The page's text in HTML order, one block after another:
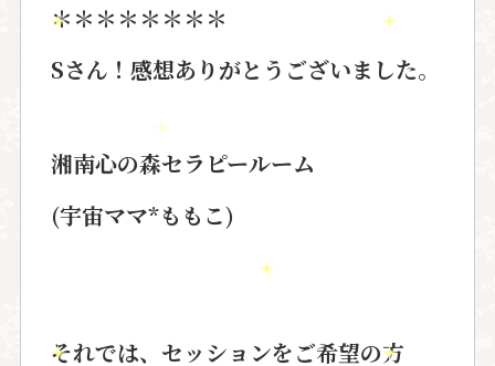
＊＊＊＊＊＊＊＊
Sさん！感想ありがとうございました。
湘南心の森セラピールーム
(宇宙ママ*ももこ)
それでは、セッションをご希望の方